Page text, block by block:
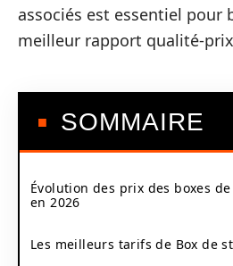
associés est essentiel pour
meilleur rapport qualité-
SOMMAIRE
Évolution des prix des boxes
en 2026
Les meilleurs tarifs de Box de